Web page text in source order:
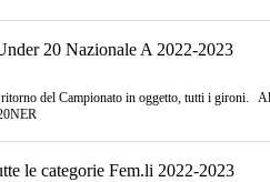
20 Nazionale A 2022-2023
del Campionato in oggetto, tutti i gironi.
le categorie Fem.li 2022-2023